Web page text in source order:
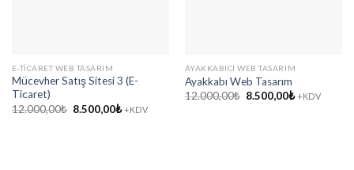
E-TICARET WEB TASARIM
Mücevher Satış Sitesi 3 (E-
Ticaret)
12.000,00₺ Orijinal
8.500,00₺Şu
+KDV
AYAKKABICI WEB TASARIM
Ayakkabı Web Tasarım
12.000,00₺ Orijinal
8.500,00₺Şu
+KDV